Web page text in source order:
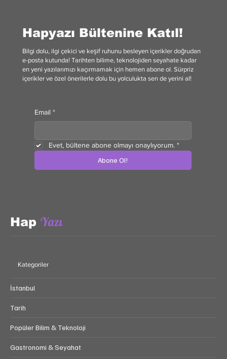
Hapyazı Bültenine Katıl!
Email *
Evet, bültene abone olmayı onaylıyorum. *
Abone Ol!
Bilgi dolu, ilgi çekici ve keşif ruhunu besleyen içerikler doğrudan
e-posta kutunda! Tarihten bilime, teknolojiden seyahate kadar
en yeni yazılarımızı kaçırmamak için hemen abone ol. Sürpriz
içerikler ve özel önerilerle dolu bu yolculukta sen de yerini al!
Hap Yazı
Kategoriler
İstanbul
Tarih
Popüler Bilim & Teknoloji
Gastronomi & Seyahat